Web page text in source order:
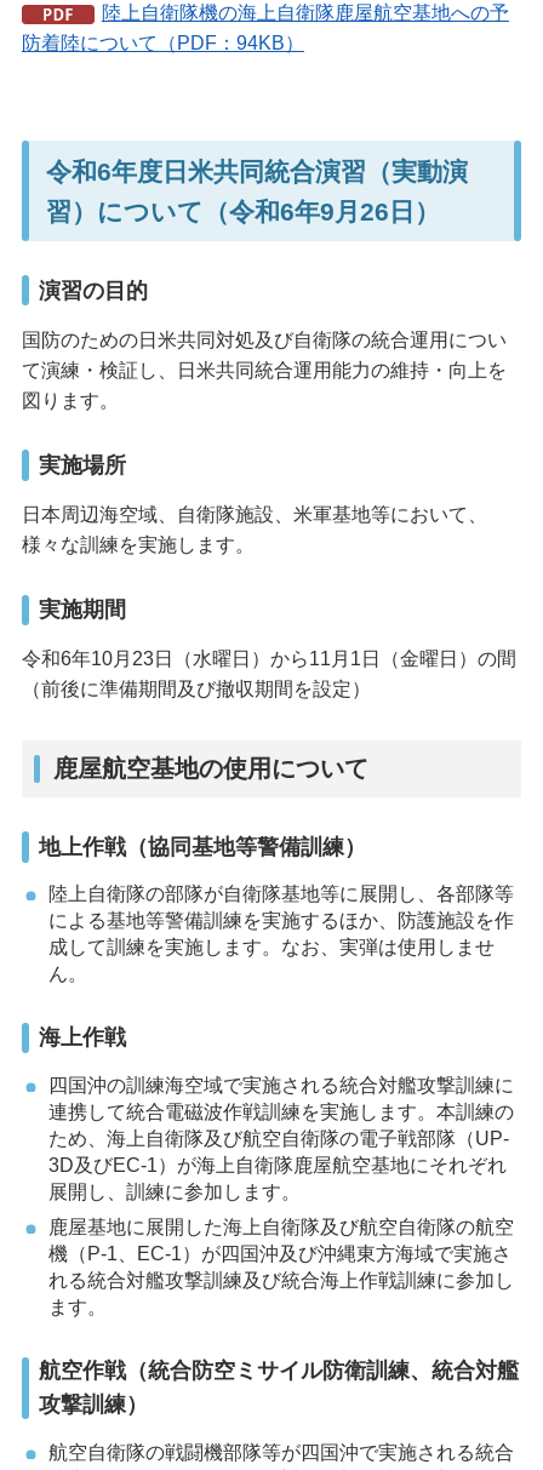
陸上自衛隊機の海上自衛隊鹿屋航空基地への予
防着陸について（PDF：94KB）
令和6年度日米共同統合演習（実動演
習）について（令和6年9月26日）
演習の目的
国防のための日米共同対処及び自衛隊の統合運用につい
て演練・検証し、日米共同統合運用能力の維持・向上を
図ります。
実施場所
日本周辺海空域、自衛隊施設、米軍基地等において、
様々な訓練を実施します。
実施期間
令和6年10月23日（水曜日）から11月1日（金曜日）の間
（前後に準備期間及び撤収期間を設定）
鹿屋航空基地の使用について
地上作戦（協同基地等警備訓練）
陸上自衛隊の部隊が自衛隊基地等に展開し、各部隊等
による基地等警備訓練を実施するほか、防護施設を作
成して訓練を実施します。なお、実弾は使用しませ
ん。
海上作戦
四国沖の訓練海空域で実施される統合対艦攻撃訓練に
連携して統合電磁波作戦訓練を実施します。本訓練の
ため、海上自衛隊及び航空自衛隊の電子戦部隊（UP-
3D及びEC-1）が海上自衛隊鹿屋航空基地にそれぞれ
展開し、訓練に参加します。
鹿屋基地に展開した海上自衛隊及び航空自衛隊の航空
機（P-1、EC-1）が四国沖及び沖縄東方海域で実施さ
れる統合対艦攻撃訓練及び統合海上作戦訓練に参加し
ます。
航空作戦（統合防空ミサイル防衛訓練、統合対艦
攻撃訓練）
航空自衛隊の戦闘機部隊等が四国沖で実施される統合